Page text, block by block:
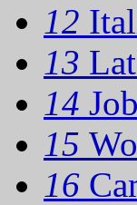
12
13
14
15
16